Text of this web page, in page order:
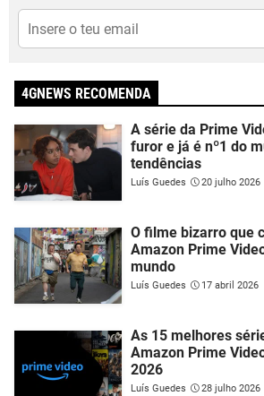
4GNEWS RECOMENDA
A série da Prime
furor e já é nº1 do
tendências
Luís Guedes 20 julho 2026
O filme bizarro que
Amazon Prime
mundo
Luís Guedes 17 abril 2026
As 15 melhores
Amazon Prime
2026
Luís Guedes 28 julho 2026